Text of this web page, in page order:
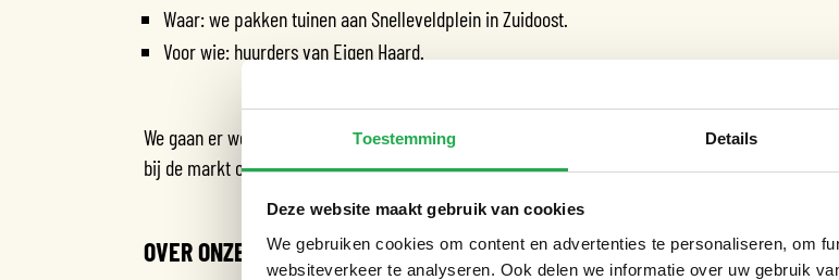
Toestemming Details
Deze website maakt gebruik van cookies
We gebruiken cookies om content en advertenties te personaliseren, om
websiteverkeer te analyseren. Ook delen we informatie over uw gebruik
Waar: we pakken tuinen aan Snelleveldplein in Zuidoost.
Voor wie: huurders van Eigen Haard.
We gaan er weer een leuke dag van maken! In de middag staan we met de Weerproof bakfiets
bij de markt op het Snelleveldplein om al jouw groene vragen te beantwoorden.
OVER ONZE STRAAT